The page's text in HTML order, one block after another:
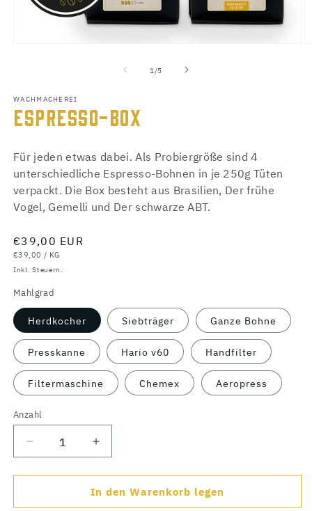
öffnen
1 /von
5
WACHMACHEREI
ESPRESSO-BOX
Für jeden etwas dabei. Als Probiergröße sind 4
unterschiedliche Espresso-Bohnen in je 250g Tüten
verpackt. Die Box besteht aus Brasilien, Der frühe
Vogel, Gemelli und Der schwarze ABT.
Normaler
Preis
€39,00 EUR
GRUNDPREIS
€39,00 / PRO
KG
Inkl. Steuern.
Mahlgrad
Herdkocher Siebträger Ganze Bohne
Presskanne Hario v60 Handfilter
Filtermaschine Chemex Aeropress
Anzahl
Verringere
Erhöhe
für
In den Warenkorb legen